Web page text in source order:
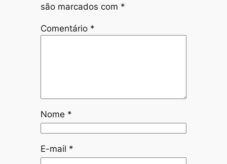
são marcados com *
Comentário *
Nome *
E-mail *